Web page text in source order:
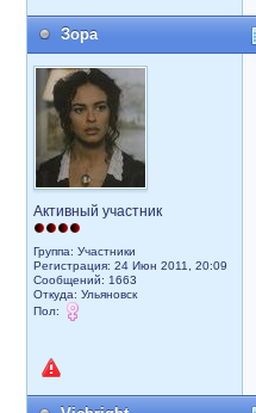
Зора
Активный участник
Группа: Участники
Регистрация: 24 Июн 2011, 20:09
Сообщений: 1663
Откуда: Ульяновск
Пол: